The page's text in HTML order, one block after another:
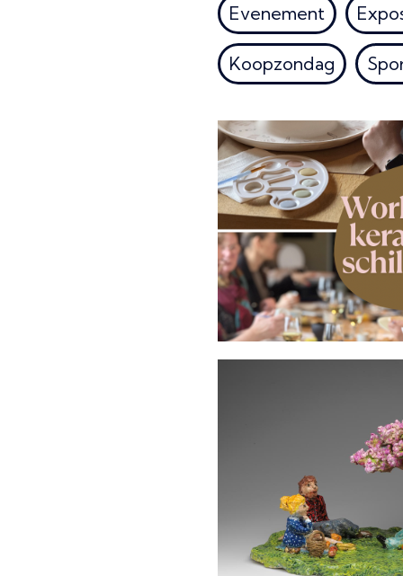
Evenement
Koopzondag